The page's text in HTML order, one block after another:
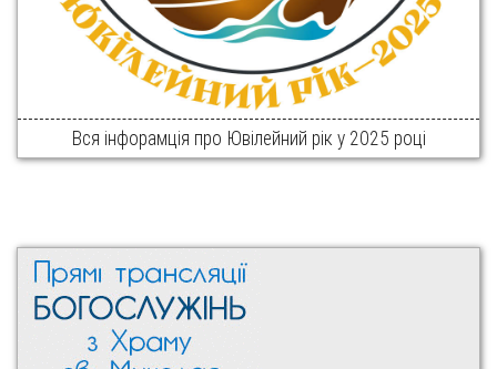
Вся інфорамція про Ювілейний рік у 2025 році